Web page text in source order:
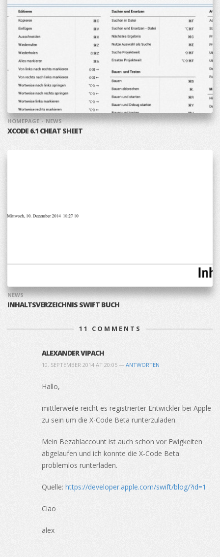
HOMEPAGE NEWS
XCODE 6.1 CHEAT SHEET
NEWS
INHALTSVERZEICHNIS SWIFT BUCH
11 COMMENTS
ALEXANDER VIPACH
10. SEPTEMBER 2014 AT 20:05 — ANTWORTEN
Hallo,
mittlerweile reicht es registrierter Entwickler bei Apple
zu sein um die X-Code Beta runterzuladen.
Mein Bezahlaccount ist auch schon vor Ewigkeiten
abgelaufen und ich konnte die X-Code Beta
problemlos runterladen.
Quelle: https://developer.apple.com/swift/blog/?id=1
Ciao
alex